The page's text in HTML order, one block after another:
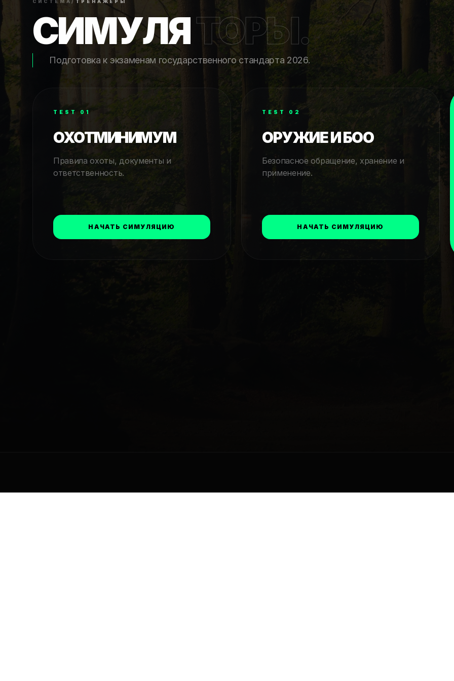
СИМУЛЯТОРЫ.
Подготовка к экзаменам государственного стандарта 2026.
TEST 01
ОХОТМИНИМУМ
Правила охоты, документы и
ответственность.
НАЧАТЬ СИМУЛЯЦИЮ
TEST 02
ОРУЖИЕ И БОО
Безопасное обращение, хранение и
применение.
НАЧАТЬ СИМУЛЯЦИЮ